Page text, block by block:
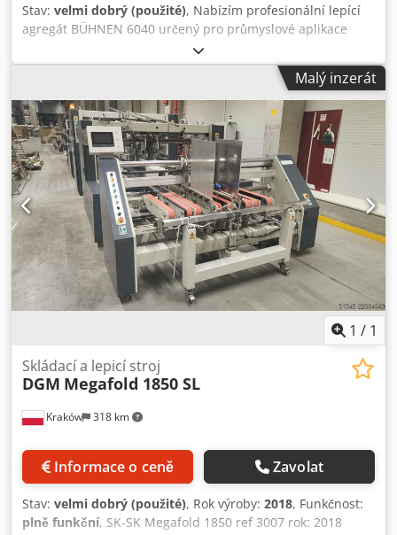
Stav: velmi dobrý (použité), Nabízím profesionální lepící
agregát BÜHNEN 6040 určený pro průmyslové aplikace
lepidel (např. tavné lepidlo). Zařízení je použité, ve velmi
dobrém technickém stavu, nese běžné známky použití.
Kvalitní německá výroba – ideální pro výrobní provozy,
balení, truhlářství, čalounictví apod. ⚙️ Technické údaje (z
typového štítku / viditelné na fotografiích): Napájení: 230V /
50 Hz Příkon: 235 W Max. tlak: do 160 bar Max. teplota: do
200°C Model: 6040 Výrobce: BÜHNEN GmbH (Německo) 📦
Součástí nabídky: ✔️ Lepící agregát BÜHNEN 6040 ✔️ 4
vyhřívané hadice (kompletní sada) ✔️ Kabely / konektory
viditelné na fotografiích ✔️ Ovládací a připojovací prvky
Dkedoy Aagiopfx Ai Tsr 🔍 Technický stav: - použité zařízení
- vizuálně běžné známky používání - bez viditelného
mechanického poškození - vnitřek nádrže viz na
fotografiích - prodáváno přesně jak je na fotografiích
Malý inzerát
1 / 1
Kraków 318 km
Skládací a lepicí stroj
DGM Megafold 1850 SL
Informace o ceně Zavolat
Stav: velmi dobrý (použité), Rok výroby: 2018, Funkčnost:
plně funkční, SK-SK Megafold 1850 ref 3007 rok: 2018